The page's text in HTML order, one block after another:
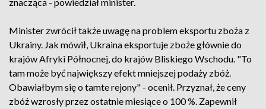
Minister zwrócił także uwagę na problem eksportu zboża z
Ukrainy. Jak mówił, Ukraina eksportuje zboże głównie do
krajów Afryki Północnej, do krajów Bliskiego Wschodu. "To
tam może być największy efekt mniejszej podaży zbóż.
Obawiałbym się o tamte rejony" - ocenił. Przyznał, że ceny
zbóż wzrosły przez ostatnie miesiące o 100 %. Zapewnił